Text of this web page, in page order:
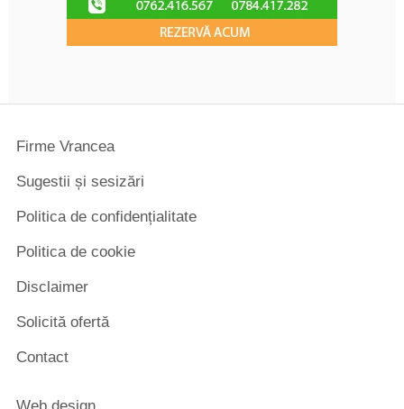
Firme Vrancea
Sugestii și sesizări
Politica de confidențialitate
Politica de cookie
Disclaimer
Solicită ofertă
Contact